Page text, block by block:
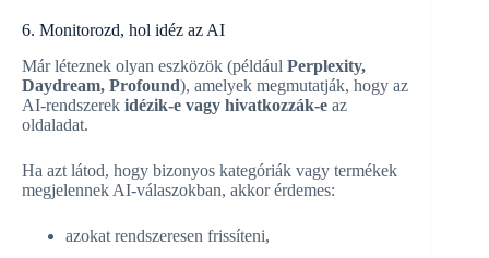
6. Monitorozd, hol idéz az AI
Már léteznek olyan eszközök (például Perplexity,
Daydream, Profound), amelyek megmutatják, hogy az
AI-rendszerek idézik-e vagy hivatkozzák-e az
oldaladat.
Ha azt látod, hogy bizonyos kategóriák vagy termékek
megjelennek AI-válaszokban, akkor érdemes:
azokat rendszeresen frissíteni,